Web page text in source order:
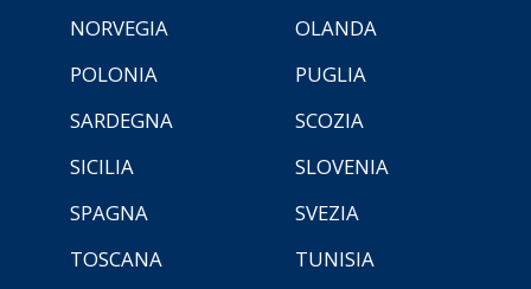
NORVEGIA
OLANDA
POLONIA
PUGLIA
SARDEGNA
SCOZIA
SICILIA
SLOVENIA
SPAGNA
SVEZIA
TOSCANA
TUNISIA